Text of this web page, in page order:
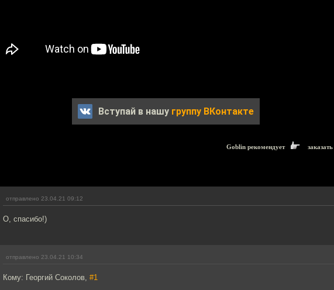
Вступай в нашу группу ВКонтакте
Goblin рекомендует заказать
отправлено 23.04.21 09:12
О, спасибо!)
отправлено 23.04.21 10:34
Кому: Георгий Соколов, #1